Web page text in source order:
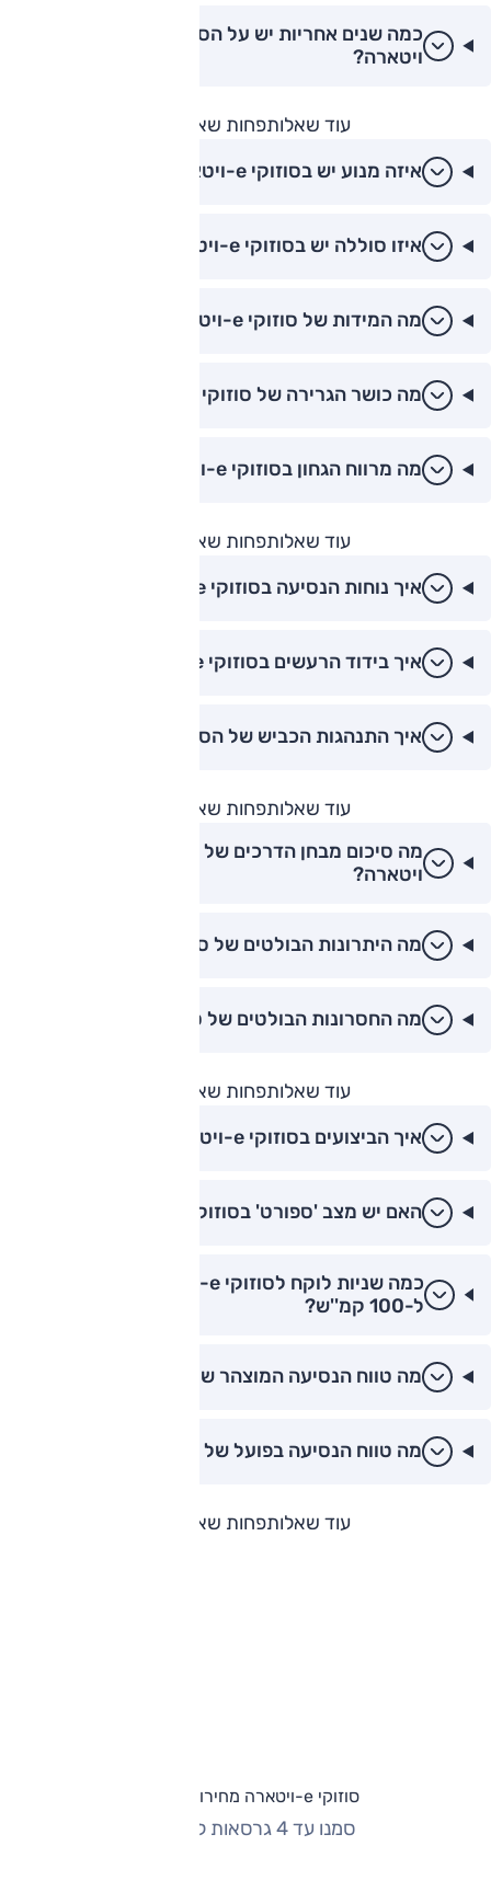
ויטארה?
עוד שאלותפחות שאלות
איזה מנוע יש בסוזוקי e-ויטארה?
איזו סוללה יש בסוזוקי e-ויטארה?
מה המידות של סוזוקי e-ויטארה?
מה כושר הגרירה של סוזוקי e-ויטארה?
מה מרווח הגחון בסוזוקי e-ויטארה?
עוד שאלותפחות שאלות
איך נוחות הנסיעה בסוזוקי e-ויטארה?
איך בידוד הרעשים בסוזוקי e-ויטארה?
איך התנהגות הכביש של הסוזוקי e-ויטארה?
עוד שאלותפחות שאלות
ויטארה?
מה היתרונות הבולטים של סוזוקי e-ויטארה?
מה החסרונות הבולטים של סוזוקי e-ויטארה?
עוד שאלותפחות שאלות
איך הביצועים בסוזוקי e-ויטארה?
האם יש מצב 'ספורט' בסוזוקי e-ויטארה?
ל-100 קמ''ש?
מה טווח הנסיעה המוצהר של סוזוקי e-ויטארה?
מה טווח הנסיעה בפועל של סוזוקי e-ויטארה?
עוד שאלותפחות שאלות
סוזוקי e-ויטארה מחירון וגרסאות
סמנו עד 4 גרסאות להשוואה